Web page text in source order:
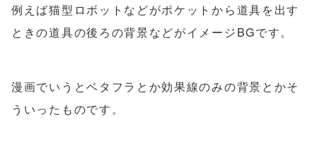
例えば猫型ロボットなどがポケットから道具を出す
ときの道具の後ろの背景などがイメージBGです。
漫画でいうとベタフラとか効果線のみの背景とかそ
ういったものです。